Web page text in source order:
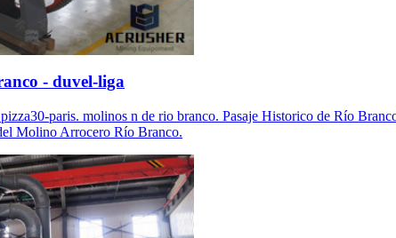
- duvel-liga
paris. molinos n de rio branco. Pasaje Historico de Río
Molino Arrocero Río Branco.